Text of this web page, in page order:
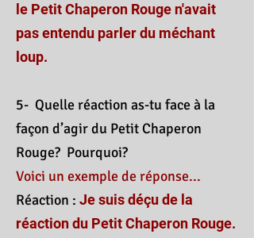
le Petit Chaperon Rouge n'avait
pas entendu parler du méchant
loup.
5- Quelle réaction as-tu face à la
façon d’agir du Petit Chaperon
Rouge? Pourquoi?
Voici un exemple de réponse...
Réaction : Je suis déçu de la
réaction du Petit Chaperon Rouge.